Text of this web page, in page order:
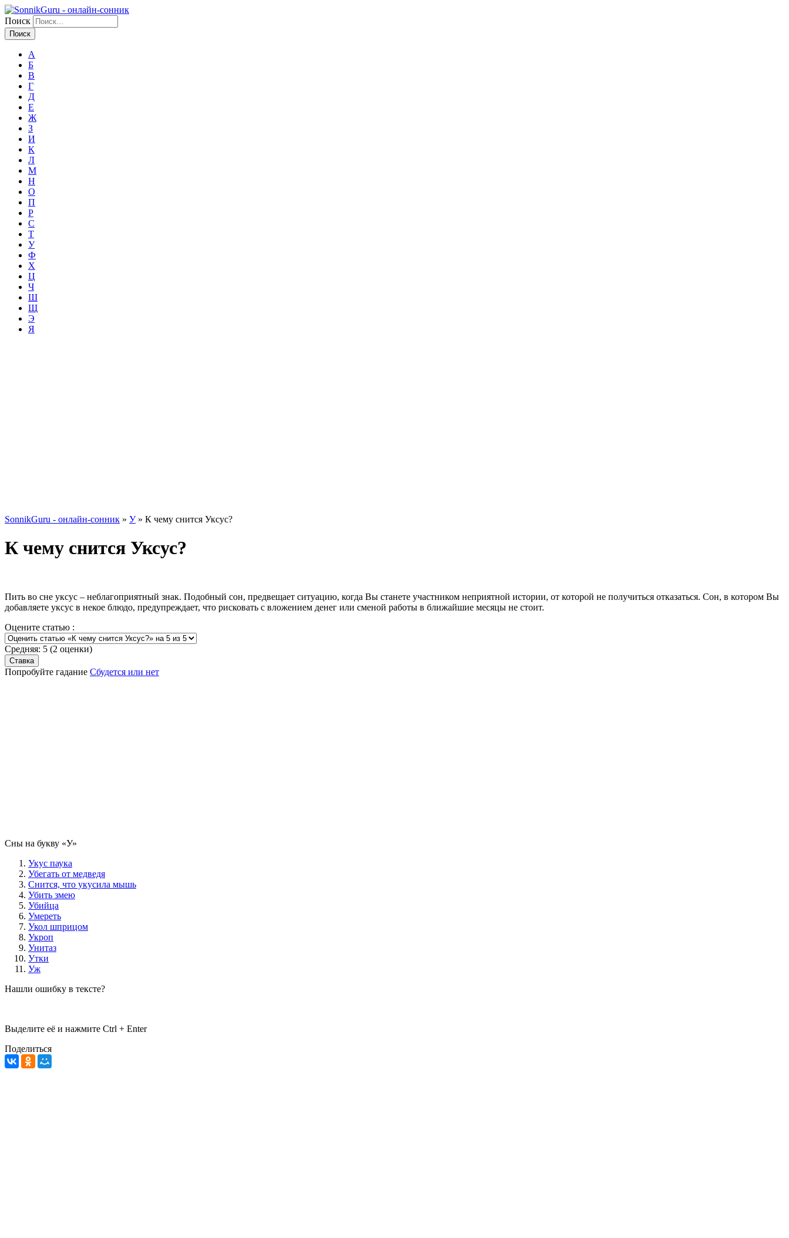
Поиск
А
Б
В
Г
Д
Е
Ж
З
И
К
Л
М
Н
О
П
Р
С
Т
У
Ф
Х
Ц
Ч
Ш
Щ
Э
Я
SonnikGuru - онлайн-сонник » У » К чему снится Уксус?
К чему снится Уксус?
Пить во сне уксус – неблагоприятный знак. Подобный сон, предвещает ситуацию, когда Вы станете участником неприятной истории, от которой не получиться отказаться. Сон, в котором Вы
добавляете уксус в некое блюдо, предупреждает, что рисковать с вложением денег или сменой работы в ближайшие месяцы не стоит.
Оцените статью :
Средняя: 5 (2 оценки)
Попробуйте гадание Сбудется или нет
Сны на букву «У‎»‎
Укус паука
Убегать от медведя
Снится, что укусила мышь
Убить змею
Убийца
Умереть
Укол шприцом
Укроп
Унитаз
Утки
Уж
Нашли ошибку в тексте?
Выделите её и нажмите Ctrl + Enter
Поделиться